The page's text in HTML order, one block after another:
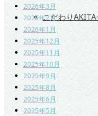
こだわり
2026年3月
2026年2月
2026年1月
2025年12月
2025年11月
2025年10月
2025年9月
2025年8月
2025年6月
2025年5月